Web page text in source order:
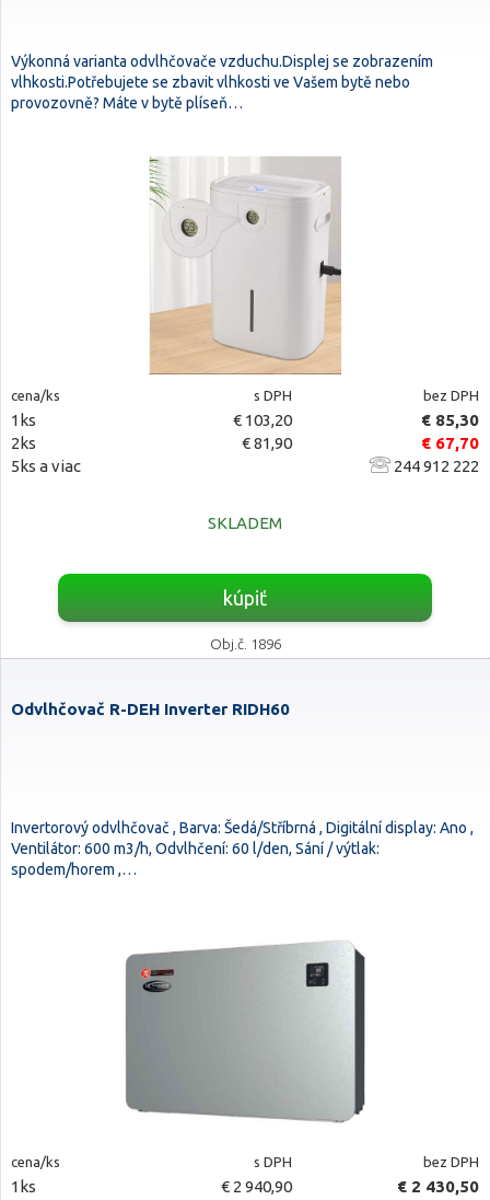
Výkonná varianta odvlhčovače vzduchu.Displej se zobrazením
vlhkosti.Potřebujete se zbavit vlhkosti ve Vašem bytě nebo
provozovně? Máte v bytě plíseň…
cena/ks s DPH bez DPH
1ks € 103,20
€ 85,30
2ks
€ 81,90
€ 67,70
5ks a viac
244 912 222
SKLADEM
kúpiť
Obj.č. 1896
Odvlhčovač R-DEH Inverter RIDH60
Invertorový odvlhčovač , Barva: Šedá/Stříbrná , Digitální display: Ano ,
Ventilátor: 600 m3/h, Odvlhčení: 60 l/den, Sání / výtlak:
spodem/horem ,…
cena/ks s DPH bez DPH
1ks € 2 940,90 € 2 430,50